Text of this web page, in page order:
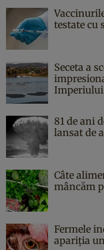
testate cu
Seceta a
Imperiului
81 de ani
lansat de
Câte
mâncăm
Fermele
apariția